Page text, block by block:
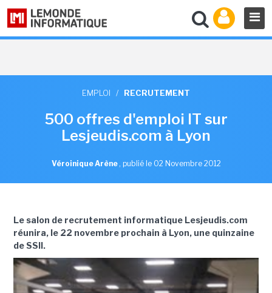
EMPLOI / RECRUTEMENT
500 offres d'emploi IT sur
Lesjeudis.com à Lyon
Véroinique Arène , publié le 02 Novembre 2012
Le salon de recrutement informatique Lesjeudis.com
réunira, le 22 novembre prochain à Lyon, une quinzaine
de SSII.